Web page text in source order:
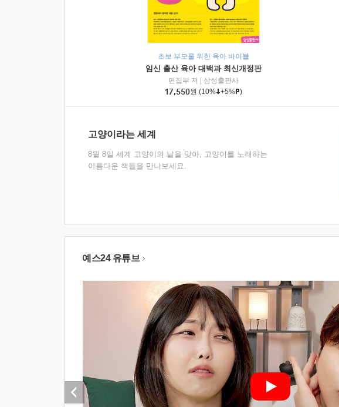
초보 부모를 위한 육아 바이블
임신 출산 육아 대백과 최신개정판
편집부 저
삼성출판사
17,550원 (10% +5% )
고양이라는 세계
8월 8일 세계 고양이의 날을 맞아, 고양이를 노래하는
아름다운 책들을 만나보세요.
예스24 유튜브